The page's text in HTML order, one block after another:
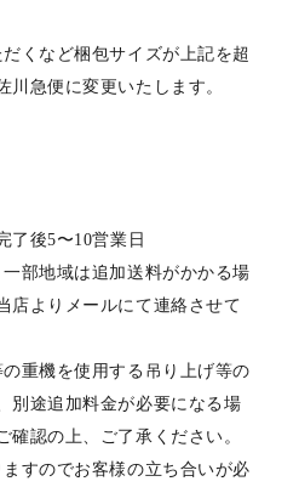
くなど梱包サイズが上記を超
川急便に変更いたします。
了後5〜10営業日
部地域は追加送料がかかる場
店よりメールにて連絡させて
重機を使用する吊り上げ等の
別途追加料金が必要になる場
確認の上、ご了承ください。
すのでお客様の立ち合いが必